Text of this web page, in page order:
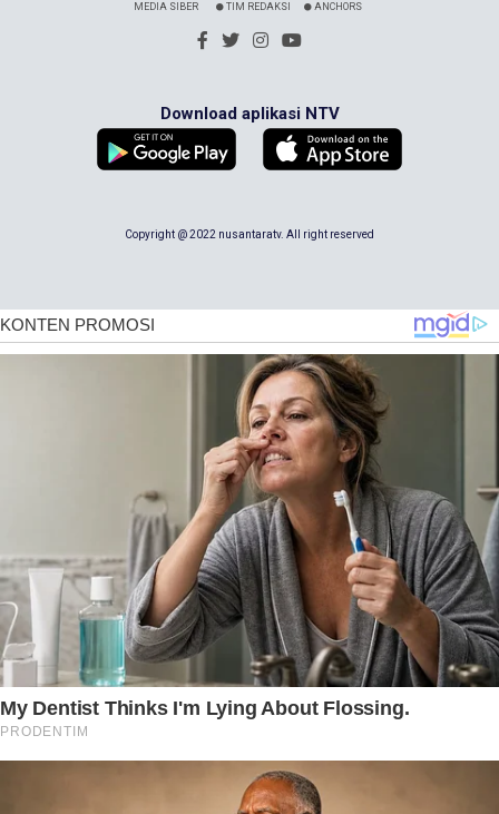
MEDIA SIBER TIM REDAKSI ANCHORS
Download aplikasi NTV
Copyright @ 2022 nusantaratv. All right reserved